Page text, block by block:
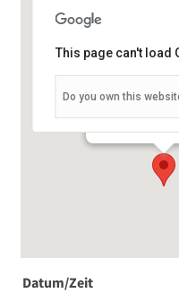
Veranstaltungen
This page can't load
Do you own this
Datum/Zeit